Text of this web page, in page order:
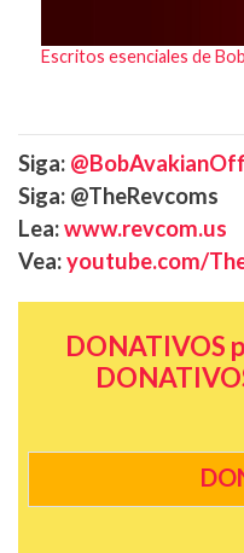
Escritos esenciales de
Siga:
Siga: @TheRevcoms
Lea:www.revcom.us
Vea:youtube.com/
DONATIVOS